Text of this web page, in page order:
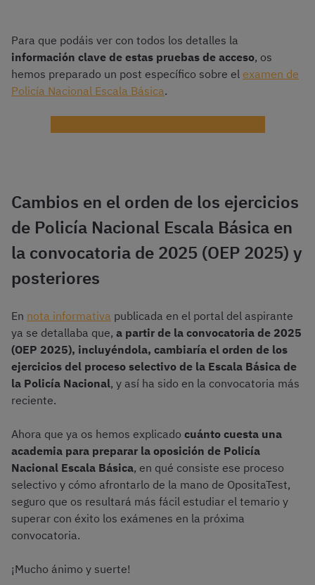
Para que podáis ver con todos los detalles la
información clave de estas pruebas de acceso, os
hemos preparado un post específico sobre el examen de
Policía Nacional Escala Básica.
Cambios en el orden de los ejercicios
de Policía Nacional Escala Básica en
la convocatoria de 2025 (OEP 2025) y
posteriores
En nota informativa publicada en el portal del aspirante
ya se detallaba que, a partir de la convocatoria de 2025
(OEP 2025), incluyéndola, cambiaría el orden de los
ejercicios del proceso selectivo de la Escala Básica de
la Policía Nacional, y así ha sido en la convocatoria más
reciente.
Ahora que ya os hemos explicado cuánto cuesta una
academia para preparar la oposición de Policía
Nacional Escala Básica, en qué consiste ese proceso
selectivo y cómo afrontarlo de la mano de OpositaTest,
seguro que os resultará más fácil estudiar el temario y
superar con éxito los exámenes en la próxima
convocatoria.
¡Mucho ánimo y suerte!